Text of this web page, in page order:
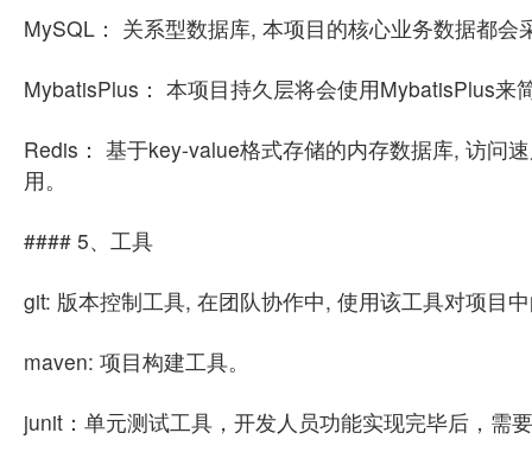
MySQL： 关系型数据库, 本项目的核心业务数据都会
MybatisPlus： 本项目持久层将会使用MybatisPlus
Redis： 基于key-value格式存储的内存数据库, 访问
用。
#### 5、工具
git: 版本控制工具, 在团队协作中, 使用该工具对项目
maven: 项目构建工具。
junit：单元测试工具，开发人员功能实现完毕后，需